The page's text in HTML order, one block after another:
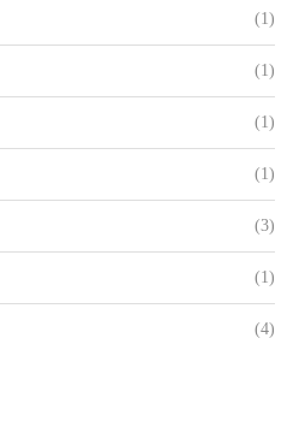
(1)
(1)
(1)
(1)
(3)
(1)
(4)